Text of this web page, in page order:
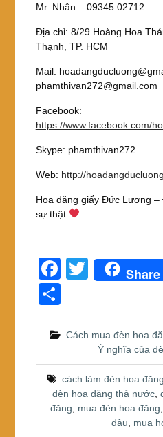
Mr. Nhân – 09345.02712
Địa chỉ: 8/29 Hoàng Hoa
Thạnh, TP. HCM
Mail:
phamthivan272@gmail.com
Facebook:
https://www.facebook.com/
Skype: phamthivan272
Web: http://
Hoa đăng giấy Đức Lương
sự thật
F
a
c
e
o
o
T
er
Share
h
ar
e
Cách mua đèn hoa
Ý nghĩa của
cách làm đèn hoa đăng
đèn hoa đăng thả nước ,
đăng
mua đèn hoa đăng
đâu
mua